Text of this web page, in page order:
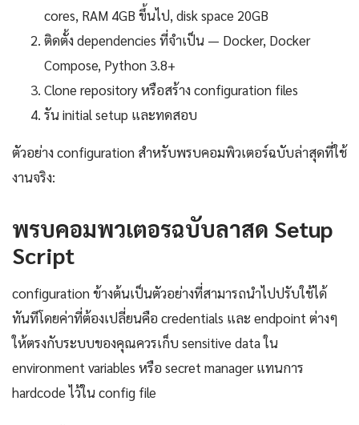
cores, RAM 4GB ขึ้นไป, disk space 20GB
ติดตั้ง dependencies ที่จำเป็น — Docker, Docker
Compose, Python 3.8+
Clone repository หรือสร้าง configuration files
รัน initial setup และทดสอบ
ตัวอย่าง configuration สำหรับพรบคอมพิวเตอร์ฉบับล่าสุดที่ใช้
งานจริง:
พรบคอมพวเตอรฉบับลาสด Setup
Script
configuration ข้างต้นเป็นตัวอย่างที่สามารถนำไปปรับใช้ได้
ทันทีโดยค่าที่ต้องเปลี่ยนคือ credentials และ endpoint ต่างๆ
ให้ตรงกับระบบของคุณควรเก็บ sensitive data ใน
environment variables หรือ secret manager แทนการ
hardcode ไว้ใน config file